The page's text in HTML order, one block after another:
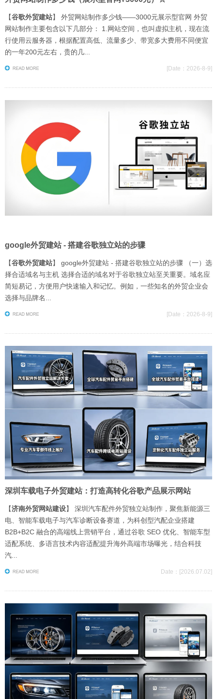
【谷歌外贸建站】 外贸网站制作多少钱——3000元展示型官网 外贸
网站制作主要包含以下几部分： 1.网站空间，也叫虚拟主机，现在流
行使用云服务器，根据配置高低、流量多少、带宽多大费用不同便宜
的一年200元左右，贵的几...
[Date：2026-8-9]
google外贸建站 - 搭建谷歌独立站的步骤
【谷歌外贸建站】 google外贸建站 - 搭建谷歌独立站的步骤 （一）选
择合适域名与主机 选择合适的域名对于谷歌独立站至关重要。域名应
简短易记，方便用户快速输入和记忆。例如，一些知名的外贸企业会
选择与品牌名...
[Date：2026-8-9]
深圳车载电子外贸建站：打造高转化谷歌产品展示网站
【济南外贸网站建设】 深圳汽车配件外贸独立站制作，聚焦新能源三
电、智能车载电子与汽车诊断设备赛道，为科创型汽配企业搭建
B2B+B2C 融合的高端线上营销平台，通过谷歌 SEO 优化、智能车型
适配系统、多语言技术内容适配提升海外高端市场曝光，结合科技
汽...
Date：[2026.07.02]